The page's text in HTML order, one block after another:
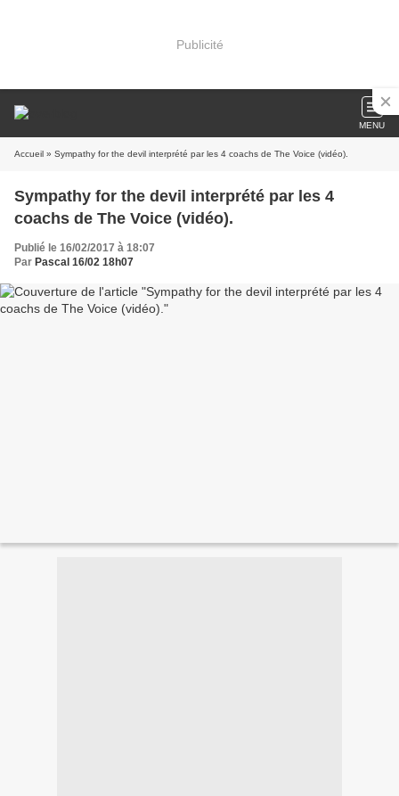
Publicité
MENU
Accueil » Sympathy for the devil interprété par les 4 coachs de The Voice (vidéo).
Sympathy for the devil interprété par les 4
coachs de The Voice (vidéo).
Publié le 16/02/2017 à 18:07
Par Pascal 16/02 18h07